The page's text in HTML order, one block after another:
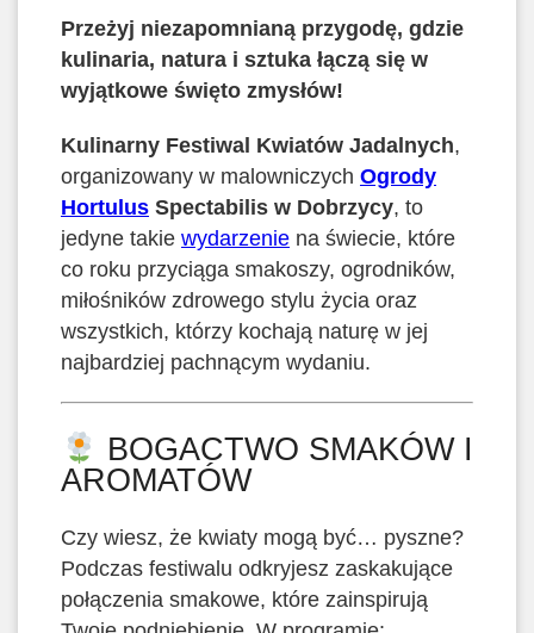
Przeżyj niezapomnianą przygodę, gdzie
kulinaria, natura i sztuka łączą się w
wyjątkowe święto zmysłów!
Kulinarny Festiwal Kwiatów Jadalnych,
organizowany w malowniczych Ogrody
Hortulus Spectabilis w Dobrzycy, to
jedyne takie wydarzenie na świecie, które
co roku przyciąga smakoszy, ogrodników,
miłośników zdrowego stylu życia oraz
wszystkich, którzy kochają naturę w jej
najbardziej pachnącym wydaniu.
BOGACTWO SMAKÓW I
AROMATÓW
Czy wiesz, że kwiaty mogą być… pyszne?
Podczas festiwalu odkryjesz zaskakujące
połączenia smakowe, które zainspirują